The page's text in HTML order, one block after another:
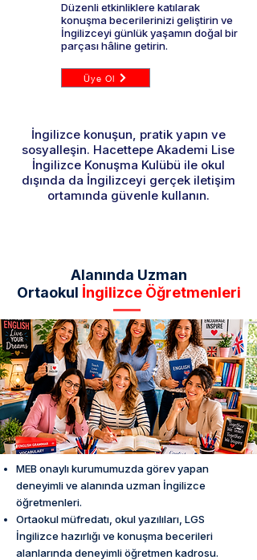
Düzenli etkinliklere katılarak
konuşma becerilerinizi geliştirin ve
İngilizceyi günlük yaşamın doğal bir
parçası hâline getirin.
Üye Ol
İngilizce konuşun, pratik yapın ve
sosyalleşin. Hacettepe Akademi Lise
İngilizce Konuşma Kulübü ile okul
dışında da İngilizceyi gerçek iletişim
ortamında güvenle kullanın.
Alanında Uzman
Ortaokul İngilizce Öğretmenleri
MEB onaylı kurumumuzda görev yapan
deneyimli ve alanında uzman İngilizce
öğretmenleri.
Ortaokul müfredatı, okul yazılıları, LGS
İngilizce hazırlığı ve konuşma becerileri
alanlarında deneyimli öğretmen kadrosu.